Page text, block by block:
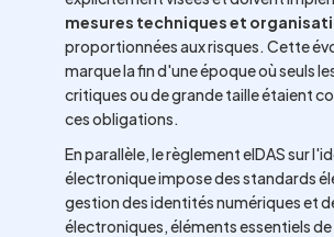
mesures techniques et
proportionnées aux risques. Cette
marque la fin d'une époque où seuls
critiques ou de grande taille étaient
ces obligations.
En parallèle, le règlement eIDAS sur
électronique impose des standards
gestion des identités numériques et
électroniques, éléments essentiels de